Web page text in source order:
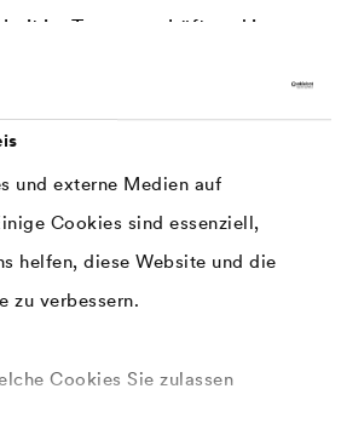
und externe Medien auf
Cookies sind essenziell,
helfen, diese Website und die
zu verbessern.
Cookies Sie zulassen
im Tagesgeschäft und in
Fachhochschulreife
Hauptfächern Deutsch, Mathe